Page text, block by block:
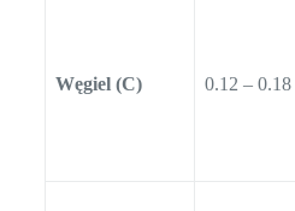
Węgiel (C) 0.12 – 0.18